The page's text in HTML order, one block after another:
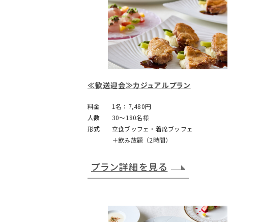
≪歓送迎会≫カジュアルプラン
料金
1名：7,480円
人数
30～180名様
形式
立食ブッフェ・着席ブッフェ
＋飲み放題（2時間）
プラン詳細を見る